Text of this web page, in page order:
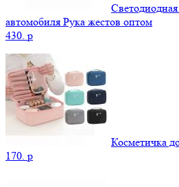
автомобиля Рука жестов оптом
430. p
Косметичка
170. p